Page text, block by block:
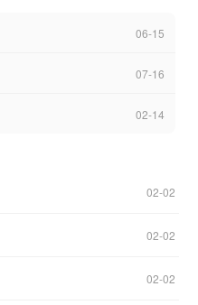
06-15
07-16
02-14
02-02
02-02
02-02